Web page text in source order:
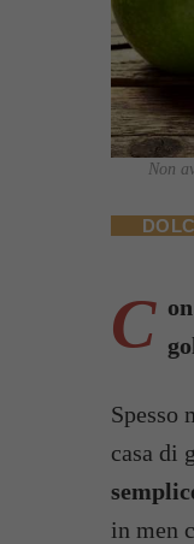
Non
C
Spesso
casa di
in men